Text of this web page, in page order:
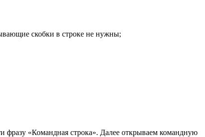
скобки в строке не нужны;
фразу «Командная строка». Далее открываем командную